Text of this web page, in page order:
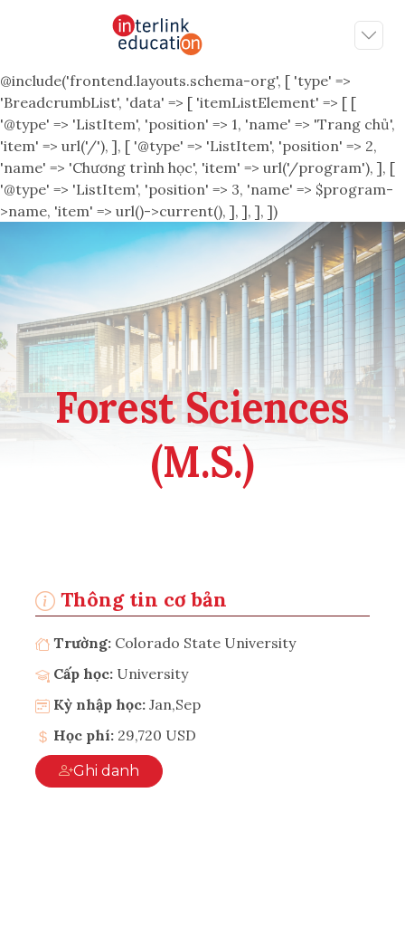
@include('frontend.layouts.schema-org', [ 'type' =>
'BreadcrumbList', 'data' => [ 'itemListElement' => [ [
'@type' => 'ListItem', 'position' => 1, 'name' => 'Trang chủ',
'item' => url('/'), ], [ '@type' => 'ListItem', 'position' => 2,
'name' => 'Chương trình học', 'item' => url('/program'), ], [
'@type' => 'ListItem', 'position' => 3, 'name' => $program-
>name, 'item' => url()->current(), ], ], ], ])
Forest Sciences
(M.S.)
Thông tin cơ bản
Trường: Colorado State University
Cấp học: University
Kỳ nhập học: Jan,Sep
Học phí: 29,720 USD
Ghi danh